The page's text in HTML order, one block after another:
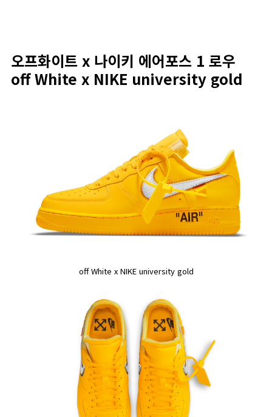
오프화이트 x 나이키 에어포스 1 로우
off White x NIKE university gold
off White x NIKE university gold